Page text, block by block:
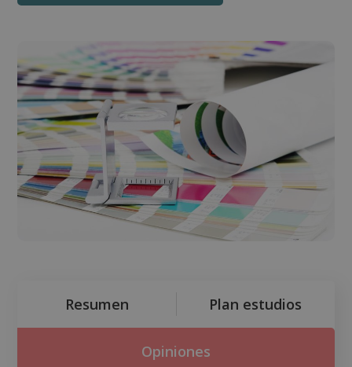
Resumen Plan estudios
Opiniones